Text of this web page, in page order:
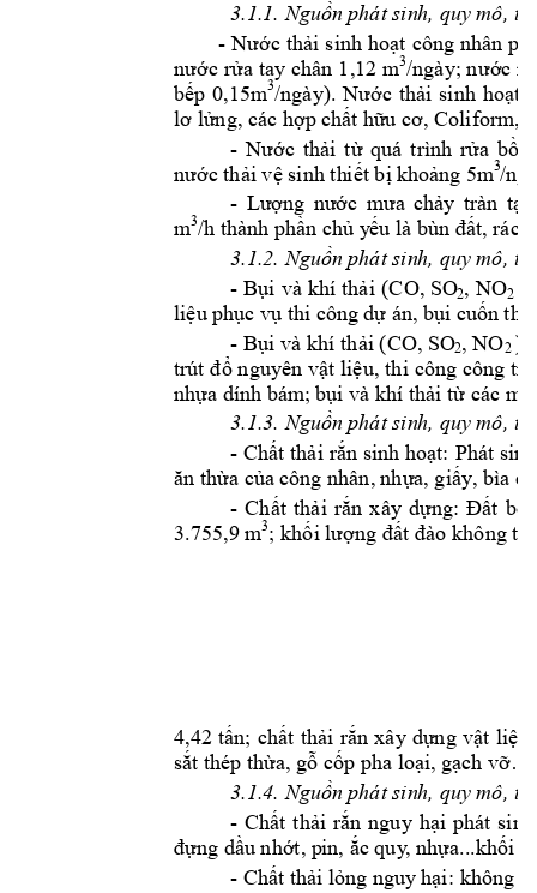
3.1.1. Nguồn phát sinh, quy mô,
- Nước thải sinh hoạt công nhân
nước rửa tay chân 1,12 m3/ngày; nước
bếp 0,15m3/ngày). Nước thải sinh hoạt
lơ lửng, các hợp chất hữu cơ, Coliform
- Nước thải từ quá trình rửa bồn
nước thải vệ sinh thiết bị khoảng 5m3/
- Lượng nước mưa chảy tràn tại
m3/h thành phần chủ yếu là bùn đất, rác
3.1.2. Nguồn phát sinh, quy mô,
- Bụi và khí thải (CO, SO2, NO2
liệu phục vụ thi công dự án, bụi cuốn
- Bụi và khí thải (CO, SO2, NO2 )
trút đổ nguyên vật liệu, thi công công
nhựa dính bám; bụi và khí thải từ các
3.1.3. Nguồn phát sinh, quy mô,
- Chất thải rắn sinh hoạt: Phát
ăn thừa của công nhân, nhựa, giấy, bìa
- Chất thải rắn xây dựng: Đất
3.755,9 m3; khối lượng đất đào không
4,42 tấn; chất thải rắn xây dựng vật liệ
sắt thép thừa, gỗ cốp pha loại, gạch vỡ…
3.1.4. Nguồn phát sinh, quy mô,
- Chất thải rắn nguy hại phát
đựng dầu nhớt, pin, ắc quy, nhựa...khối
- Chất thải lỏng nguy hại: không